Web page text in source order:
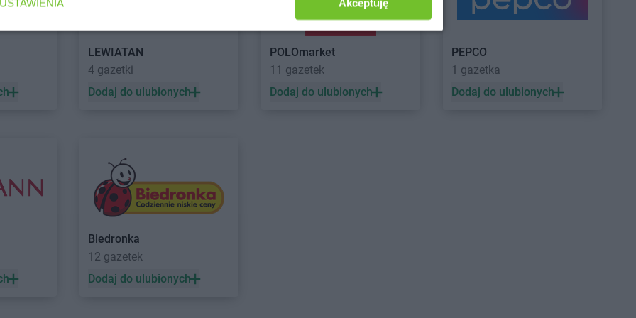
arhelan Milejczyce
arhelan Mordy
arhelan Nowe Piekuty
arhelan Nurzec-Stacja
arhelan Stok Lacki
arhelan Suchowola
arhelan Supraśl
LEWIATAN
4 gazetki
Dodaj do ulubionych
POLOmarket
11 gazetek
Dodaj do ulubionych
PEPCO
1 gazetka
Dodaj do ulubionych
Biedronka
12 gazetek
Dodaj do ulubionych
USTAWIENIA Akceptuję